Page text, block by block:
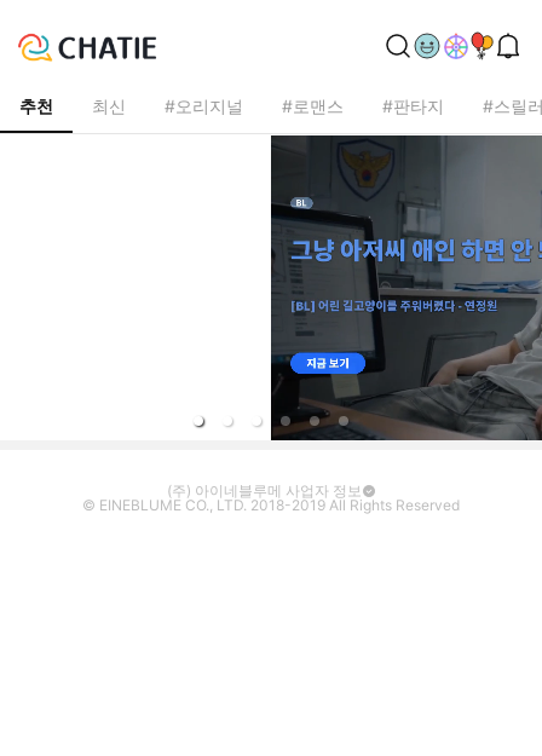
추천 최신 #오리지널 #로맨스 #판타지 #스릴
(주) 아이네블루메 사업자 정보
© EINEBLUME CO., LTD. 2018-2019 All Rights Reserved